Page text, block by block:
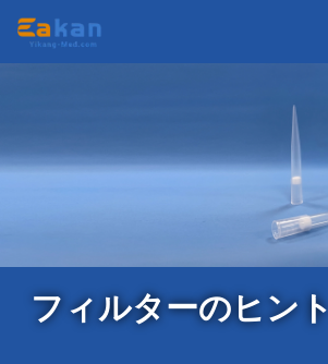
フィルターのヒント